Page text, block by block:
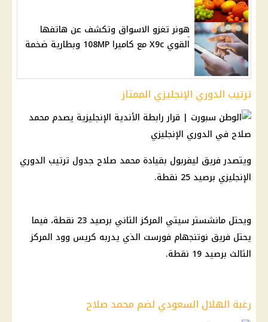
هونر تغزو الاسواق وتكشف عن هاتفها
القوي X9c مع كاميرا 108MP وبطارية ضخمة
ترتيب الدوري الإنجليزي الممتاز
ويتصدر فريق ليفربول بقيادة محمد صلاح جدول ترتيب الدوري
الإنجليزي برصيد 25 نقطة.
ويحتل مانشستر سيتي المركز الثاني برصيد 23 نقطة، فيما
يحتل فريق نوتنجهام فورست الذي يدربه كريس وود المركز
الثالث برصيد 19 نقطة.
رغبة الهلال السعودي لضم محمد صلاح